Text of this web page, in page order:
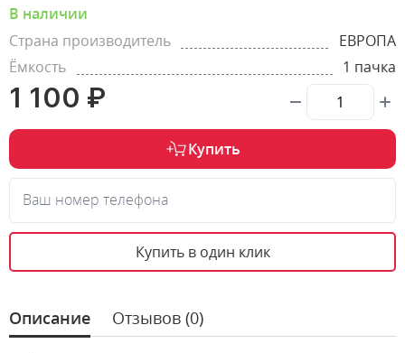
В наличии
Страна производитель
ЕВРОПА
Ёмкость
1 пачка
1 100 ₽
Купить
Ваш номер телефона
Купить в один клик
Описание Отзывов (0)